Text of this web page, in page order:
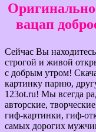
вацап
Сейчас Вы
строгой и живой
с добрым утром!
картинку парню,
123ot.ru! Мы всегда
авторские,
гиф-картинки, гиф-
самых дорогих